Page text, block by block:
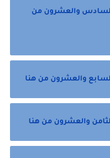
والعشرون من
والعشرون من هنا
والعشرون من هنا